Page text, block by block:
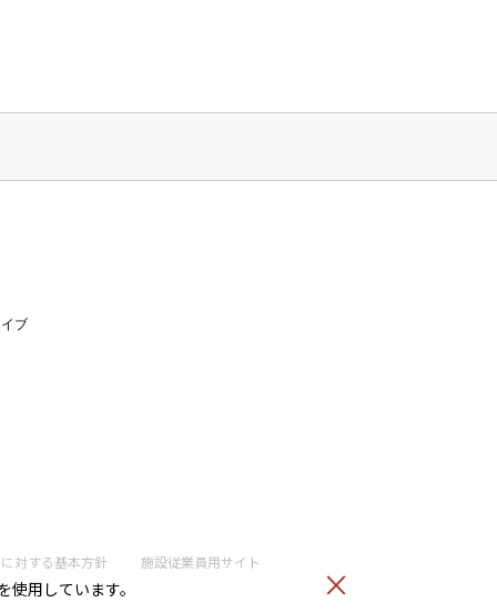
用しています。
ブ
対する基本方針 施設従業員用サイト